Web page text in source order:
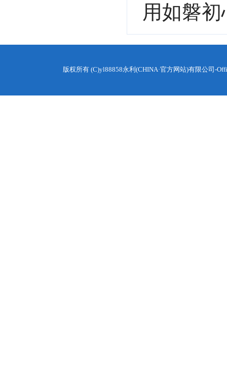
用如磐
版权所有 (C)yl88858永利(CHINA·官方网站)有限公司